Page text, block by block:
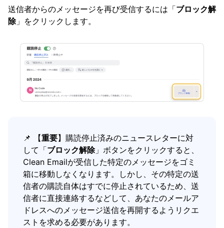
送信者からのメッセージを再び受信するには「ブロック解
除」をクリックします。
📌 【重要】購読停止済みのニュースレターに対
して「ブロック解除」ボタンをクリックすると、
Clean Emailが受信した特定のメッセージをゴミ
箱に移動しなくなります。しかし、その特定の送
信者の購読自体はすでに停止されているため、送
信者に直接連絡するなどして、あなたのメールア
ドレスへのメッセージ送信を再開するようリクエ
ストを求める必要があります。